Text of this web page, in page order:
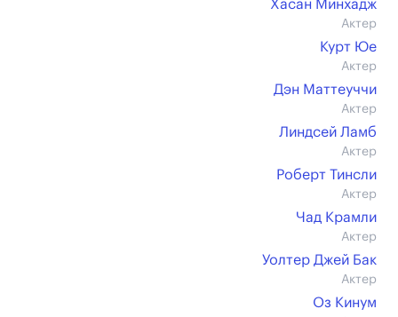
Хасан Минхадж
Актер
Курт Юе
Актер
Дэн Маттеуччи
Актер
Линдсей Ламб
Актер
Роберт Тинсли
Актер
Чад Крамли
Актер
Уолтер Джей Бак
Актер
Оз Кинум